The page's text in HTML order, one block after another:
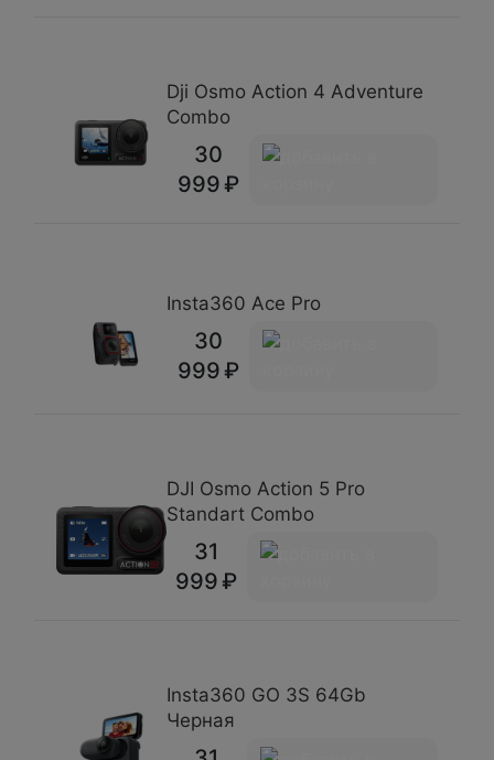
Dji Osmo Action 4 Adventure
Combo
30
999
Insta360 Ace Pro
30
999
DJI Osmo Action 5 Pro
Standart Combo
31
999
Insta360 GO 3S 64Gb
Черная